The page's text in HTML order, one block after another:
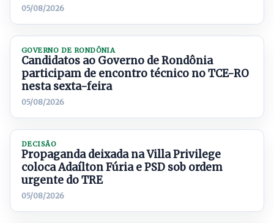
05/08/2026
GOVERNO DE RONDÔNIA
Candidatos ao Governo de Rondônia
participam de encontro técnico no TCE-RO
nesta sexta-feira
05/08/2026
DECISÃO
Propaganda deixada na Villa Privilege
coloca Adaílton Fúria e PSD sob ordem
urgente do TRE
05/08/2026